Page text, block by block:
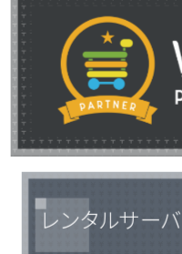
レンタルサー